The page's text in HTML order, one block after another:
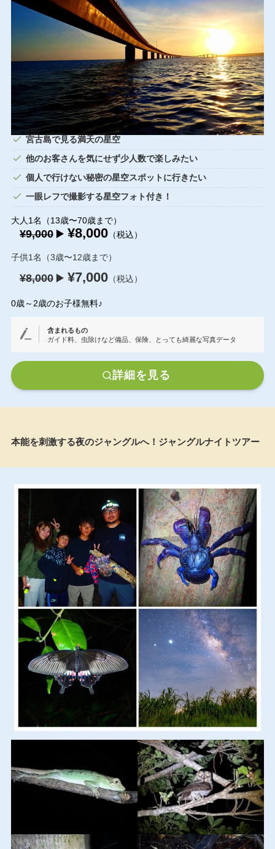
宮古島で見る満天の星空
他のお客さんを気にせず少人数で楽しみたい
個人で行けない秘密の星空スポットに行きたい
一眼レフで撮影する星空フォト付き！
大人1名（13歳〜70歳まで）
¥9,000 ▶️ ¥8,000（税込）
子供1名（3歳〜12歳まで）
¥8,000 ▶️ ¥7,000（税込）
0歳～2歳のお子様無料♪
含まれるもの
ガイド料、虫除けなど備品、保険、とっても綺麗な写真データ
詳細を見る
本能を刺激する夜のジャングルへ！ジャングルナイトツアー